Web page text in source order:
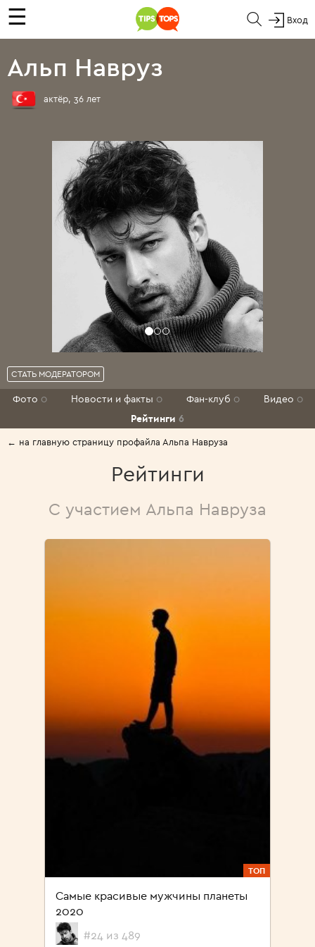
☰ Вход
Альп Навруз
актёр, 36 лет
СТАТЬ МОДЕРАТОРОМ
Фото 0 Новости и факты 0 Фан-клуб 0 Видео 0
Рейтинги 6
← на главную страницу профайла Альпа Навруза
Рейтинги
С участием Альпа Навруза
ТОП
Самые красивые мужчины планеты
2020
#24 из 489